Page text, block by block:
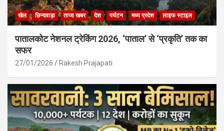
खेल छिन्दवाड़ा ताजा खबर देश पर्यटन मध्य प्रदेश लाइफ स्टाइल
पातालकोट नेशनल ट्रेकिंग 2026, ‘पाताल’ से ‘प्रकृति’ तक का
सफर
27/01/2026 Rakesh Prajapati